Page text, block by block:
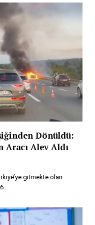
Dönüldü:
Aracı Alev Aldı
gitmekte olan